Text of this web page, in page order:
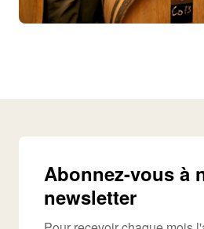
Abonnez-vous à
newsletter